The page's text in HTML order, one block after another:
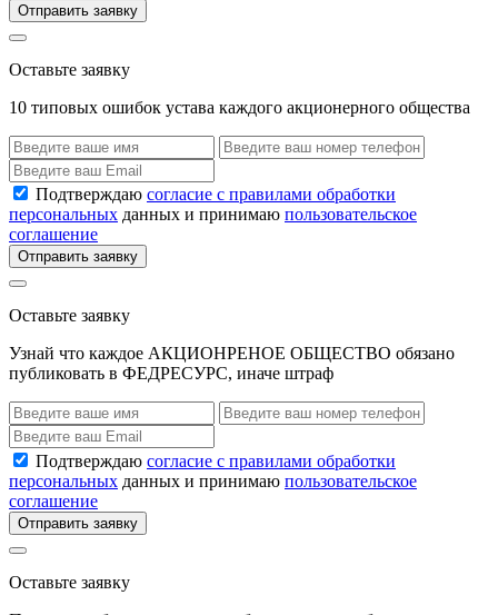
Отправить заявку
Оставьте заявку
10 типовых ошибок устава каждого акционерного общества
Подтверждаю согласие с правилами обработки
персональных данных и принимаю пользовательское
соглашение
Отправить заявку
Оставьте заявку
Узнай что каждое АКЦИОНРЕНОЕ ОБЩЕСТВО обязано
публиковать в ФЕДРЕСУРС, иначе штраф
Подтверждаю согласие с правилами обработки
персональных данных и принимаю пользовательское
соглашение
Отправить заявку
Оставьте заявку